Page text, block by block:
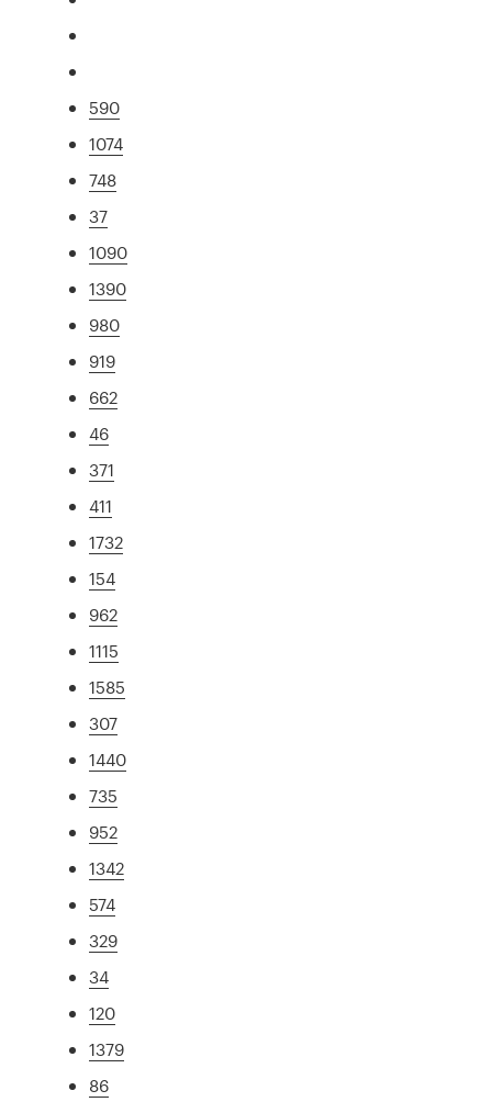
590
1074
748
37
1090
1390
980
919
662
46
371
411
1732
154
962
1115
1585
307
1440
735
952
1342
574
329
34
120
1379
86